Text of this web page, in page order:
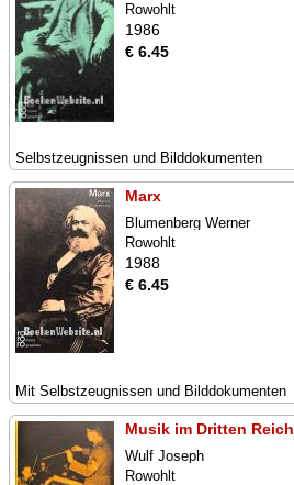
Rowohlt
1986
€ 6.45
Selbstzeugnissen und Bilddokumenten
Marx
Blumenberg Werner
Rowohlt
1988
€ 6.45
Mit Selbstzeugnissen und Bilddokumenten
Musik im Dritten Reich
Wulf Joseph
Rowohlt